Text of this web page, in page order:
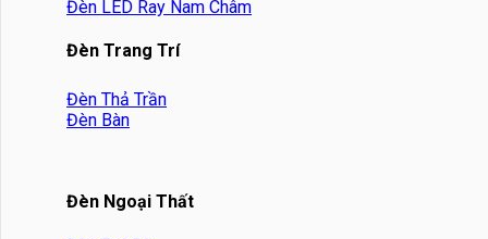
Đèn LED Ray Nam Châm
Đèn Trang Trí
Đèn Thả Trần
Đèn Bàn
Đèn Ngoại Thất